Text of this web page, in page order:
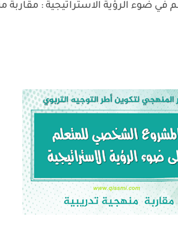
ضوء الرؤية الاستراتيجية : مقاربة